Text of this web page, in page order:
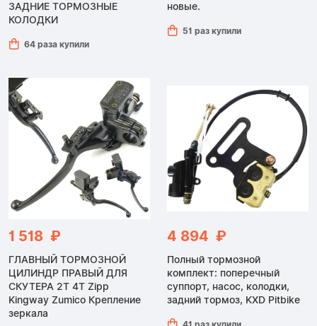
ЗАДНИЕ ТОРМОЗНЫЕ
КОЛОДКИ
64 раза купили
новые.
51 раз купили
1 518 ₽
ГЛАВНЫЙ ТОРМОЗНОЙ
ЦИЛИНДР ПРАВЫЙ ДЛЯ
СКУТЕРА 2Т 4Т Zipp
Kingway Zumico Крепление
зеркала
4 894 ₽
Полный тормозной
комплект: поперечный
суппорт, насос, колодки,
задний тормоз, KXD Pitbike
41 раз купили